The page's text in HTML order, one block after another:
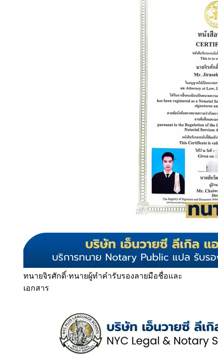
ทนายจิรศักดิ์·ทนายผู้ทำคำรับรองลายมือชื่อและ
เอกสาร